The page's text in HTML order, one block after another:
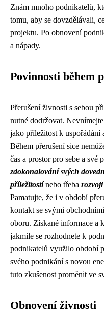
Znám mnoho podnikatelů,
tomu, aby se dovzdělávali,
projektu. Po obnovení
a nápady.
Povinnosti během
Přerušení živnosti s sebou
nutné dodržovat.
jako příležitost k uspořádání
Během přerušení sice
čas a prostor pro sebe a své
zdokonalování svých
příležitostínebo třeba
Pamatujte, že i v období
kontakt se svými
oboru. Získané informace a
jakmile se rozhodnete k
podnikatelů využilo období
svého podnikání s novou
tuto zkušenost proměnit ve
Obnovení živnosti